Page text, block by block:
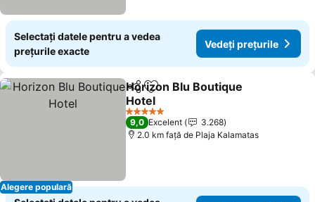
Selectați datele pentru a vedea
prețurile exacte
Vedeți prețurile
Alegere populară
DistribuițiAdăugaţi la favorite
Horizon Blu Boutique
Hotel
5 Stele
9,0 Excelent
3.268
2.0 km faţă de Plaja Kalamatas